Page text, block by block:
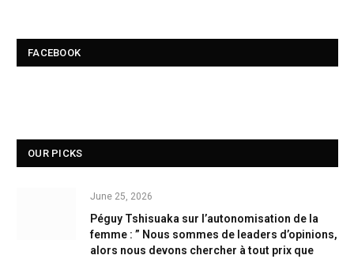
FACEBOOK
OUR PICKS
June 25, 2026
Péguy Tshisuaka sur l’autonomisation de la
femme : ” Nous sommes de leaders d’opinions,
alors nous devons chercher à tout prix que